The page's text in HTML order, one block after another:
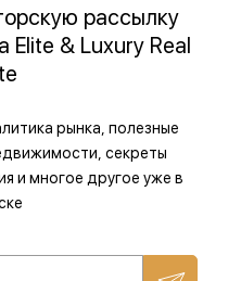
рассылку
Elite & Luxury Real
рынка, полезные
секреты
и многое другое уже в